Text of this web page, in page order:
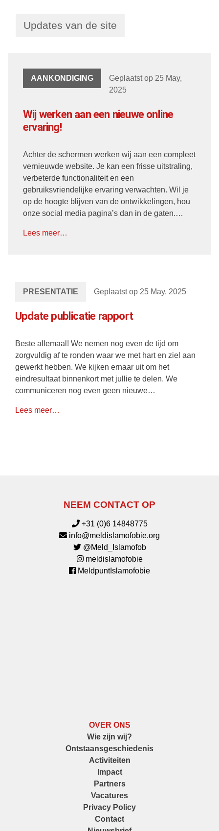
Updates van de site
AANKONDIGING
Geplaatst op 25 May,
2025
Wij werken aan een nieuwe online
ervaring!
Achter de schermen werken wij aan een compleet
vernieuwde website. Je kan een frisse uitstraling,
verbeterde functionaliteit en een
gebruiksvriendelijke ervaring verwachten. Wil je
op de hoogte blijven van de ontwikkelingen, hou
onze social media pagina’s dan in de gaten.…
Lees meer…
PRESENTATIE Geplaatst op 25 May, 2025
Update publicatie rapport
Beste allemaal! We nemen nog even de tijd om
zorgvuldig af te ronden waar we met hart en ziel aan
gewerkt hebben. We kijken ernaar uit om het
eindresultaat binnenkort met jullie te delen. We
communiceren nog even geen nieuwe…
Lees meer…
NEEM CONTACT OP
+31 (0)6 14848775
info@meldislamofobie.org
@Meld_Islamofob
meldislamofobie
MeldpuntIslamofobie
OVER ONS
Wie zijn wij?
Ontstaansgeschiedenis
Activiteiten
Impact
Partners
Vacatures
Privacy Policy
Contact